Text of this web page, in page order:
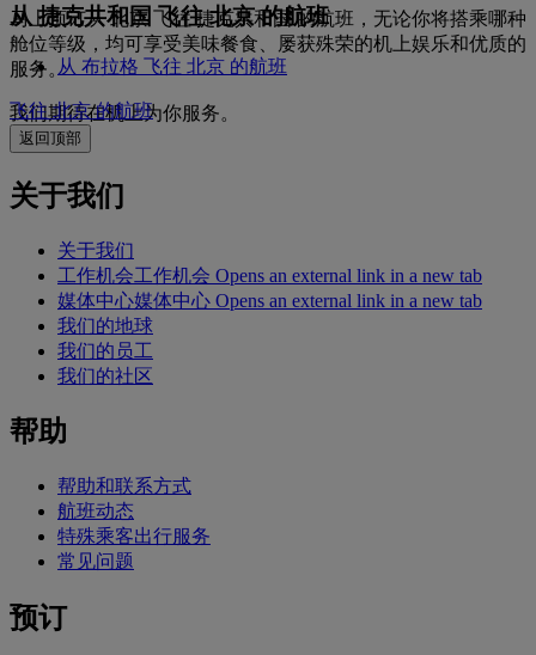
马上预订从 北京 飞往 捷克共和国 的航班，无论你将搭乘哪种
舱位等级，均可享受美味餐食、屡获殊荣的机上娱乐和优质的
服务。
我们期待在机上为你服务。
从 捷克共和国 飞往 北京 的航班
从 布拉格 飞往 北京 的航班
飞往 北京 的航班
返回顶部
关于我们
关于我们
工作机会工作机会 Opens an external link in a new tab
媒体中心媒体中心 Opens an external link in a new tab
我们的地球
我们的员工
我们的社区
帮助
帮助和联系方式
航班动态
特殊乘客出行服务
常见问题
预订